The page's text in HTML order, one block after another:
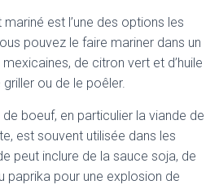
mariné est l’une des options les
pouvez le faire mariner dans un
de citron vert et d’huile
griller ou de le poêler.
de boeuf, en particulier la viande de
est souvent utilisée dans les
peut inclure de la sauce soja, de
paprika pour une explosion de